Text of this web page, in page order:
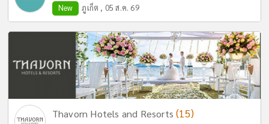
New ภูเก็ต , 05 ส.ค. 69
Thavorn Hotels and Resorts(15)